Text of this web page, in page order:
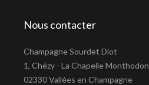
Nous contacter
Champagne Sourdet Diot
1, Chézy - La Chapelle Monthodon
02330 Vallées en Champagne